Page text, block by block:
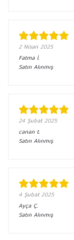
2 Nisan 2025
Fatma İ.
Satın Alınmış
24 Şubat 2025
canan t.
Satın Alınmış
4 Şubat 2025
Ayça Ç.
Satın Alınmış